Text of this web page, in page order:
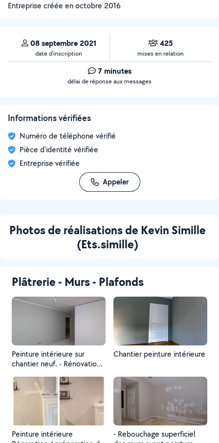
Entreprise créée enoctobre 2016
08 septembre 2021
date d’inscription
425
mises en relation
7 minutes
délai de réponse aux messages
Informations vérifiées
Numéro de téléphone vérifié
Pièce d'identité vérifiée
Entreprise vérifiée
Appeler
Photos de réalisations de Kevin Simille
(Ets.simille)
Plâtrerie - Murs - Plafonds
Peinture intérieure sur
chantier neuf. - Rénovation
mise en peinture - Enduits
et ratissage - Peinture
Chantier peinture intérieure
Peinture intérieure
- Rebouchage superficiel